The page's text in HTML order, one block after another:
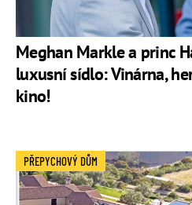
Meghan Markle a princ
luxusní sídlo: Vinárna,
kino!
PŘEPYCHOVÝ DŮM